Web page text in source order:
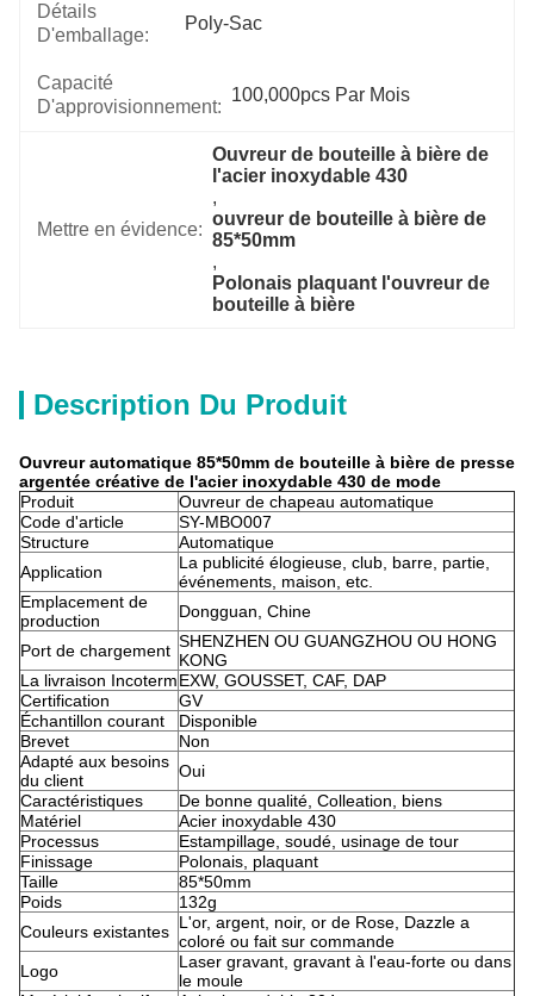
Détails
D'emballage:
Poly-Sac
Capacité
D'approvisionnement:
100,000pcs Par Mois
Mettre en évidence:
Ouvreur de bouteille à bière de
l'acier inoxydable 430
,
ouvreur de bouteille à bière de
85*50mm
,
Polonais plaquant l'ouvreur de
bouteille à bière
Description Du Produit
Ouvreur automatique 85*50mm de bouteille à bière de presse
argentée créative de l'acier inoxydable 430 de mode
Produit
Ouvreur de chapeau automatique
Code d'article
SY-MBO007
Structure
Automatique
Application
La publicité élogieuse, club, barre, partie,
événements, maison, etc.
Emplacement de
production
Dongguan, Chine
Port de chargement SHENZHEN OU GUANGZHOU OU HONG
KONG
La livraison IncotermEXW, GOUSSET, CAF, DAP
Certification
GV
Échantillon courant
Disponible
Brevet
Non
Adapté aux besoins
du client
Oui
Caractéristiques
De bonne qualité, Colleation, biens
Matériel
Acier inoxydable 430
Processus
Estampillage, soudé, usinage de tour
Finissage
Polonais, plaquant
Taille
85*50mm
Poids
132g
Couleurs existantes L'or, argent, noir, or de Rose, Dazzle a
coloré ou fait sur commande
Logo
Laser gravant, gravant à l'eau-forte ou dans
le moule